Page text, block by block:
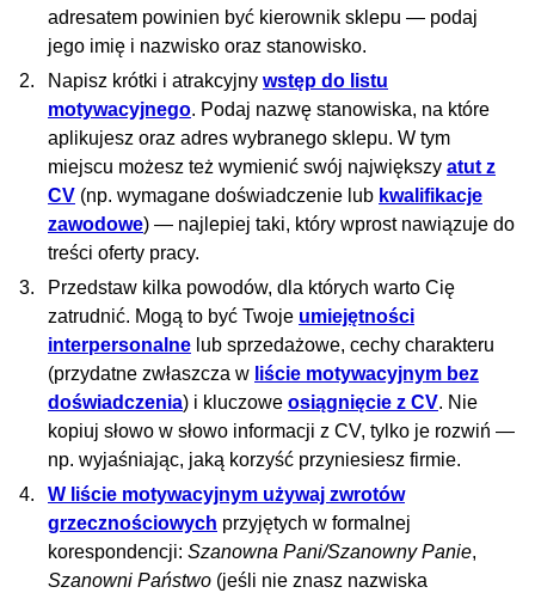
adresatem powinien być kierownik sklepu — podaj
jego imię i nazwisko oraz stanowisko.
Napisz krótki i atrakcyjny wstęp do listu
motywacyjnego. Podaj nazwę stanowiska, na które
aplikujesz oraz adres wybranego sklepu. W tym
miejscu możesz też wymienić swój największy atut z
CV (np. wymagane doświadczenie lub kwalifikacje
zawodowe) — najlepiej taki, który wprost nawiązuje do
treści oferty pracy.
Przedstaw kilka powodów, dla których warto Cię
zatrudnić. Mogą to być Twoje umiejętności
interpersonalne lub sprzedażowe, cechy charakteru
(przydatne zwłaszcza w liście motywacyjnym bez
doświadczenia) i kluczowe osiągnięcie z CV. Nie
kopiuj słowo w słowo informacji z CV, tylko je rozwiń —
np. wyjaśniając, jaką korzyść przyniesiesz firmie.
W liście motywacyjnym używaj zwrotów
grzecznościowych przyjętych w formalnej
korespondencji: Szanowna Pani/Szanowny Panie,
Szanowni Państwo (jeśli nie znasz nazwiska